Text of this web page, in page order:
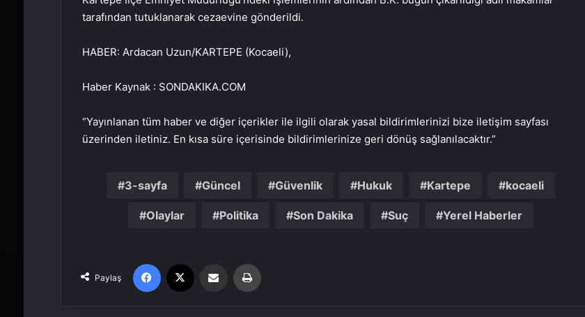
tarafından tutuklanarak cezaevine gönderildi.
HABER: Ardacan Uzun/KARTEPE (Kocaeli),
Haber Kaynak : SONDAKIKA.COM
“Yayınlanan tüm haber ve diğer içerikler ile ilgili olarak yasal bildirimlerinizi bize iletişim sayfası
üzerinden iletiniz. En kısa süre içerisinde bildirimlerinize geri dönüş sağlanılacaktır.”
3-sayfa Güncel Güvenlik Hukuk Kartepe kocaeli
Olaylar Politika Son Dakika Suç Yerel Haberler
Paylaş
Facebook Email'den paylaş
tanıttı
füze satışına onay!